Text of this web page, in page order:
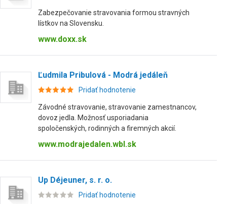
Zabezpečovanie stravovania formou stravných
lístkov na Slovensku.
www.doxx.sk
Ľudmila Pribulová - Modrá jedáleň
Pridať hodnotenie
Závodné stravovanie, stravovanie zamestnancov,
dovoz jedla. Možnosť usporiadania
spoločenských, rodinných a firemných akcií.
www.modrajedalen.wbl.sk
Up Déjeuner, s. r. o.
Pridať hodnotenie